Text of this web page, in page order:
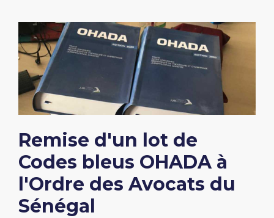
Remise d'un lot de
Codes bleus OHADA à
l'Ordre des Avocats du
Sénégal